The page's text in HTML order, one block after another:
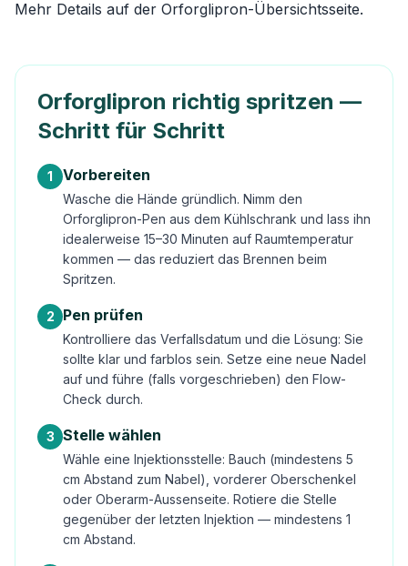
Mehr Details auf der Orforglipron-Übersichtsseite.
Orforglipron richtig spritzen —
Schritt für Schritt
1 Vorbereiten
Wasche die Hände gründlich. Nimm den
Orforglipron-Pen aus dem Kühlschrank und lass ihn
idealerweise 15–30 Minuten auf Raumtemperatur
kommen — das reduziert das Brennen beim
Spritzen.
2 Pen prüfen
Kontrolliere das Verfallsdatum und die Lösung: Sie
sollte klar und farblos sein. Setze eine neue Nadel
auf und führe (falls vorgeschrieben) den Flow-
Check durch.
3 Stelle wählen
Wähle eine Injektionsstelle: Bauch (mindestens 5
cm Abstand zum Nabel), vorderer Oberschenkel
oder Oberarm-Aussenseite. Rotiere die Stelle
gegenüber der letzten Injektion — mindestens 1
cm Abstand.